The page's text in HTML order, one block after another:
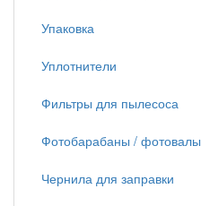
Упаковка
Уплотнители
Фильтры для пылесоса
Фотобарабаны / фотовалы
Чернила для заправки